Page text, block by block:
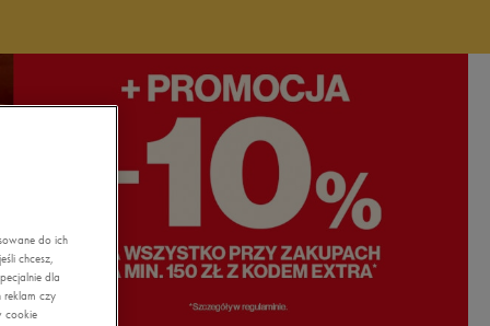
BUTY DLA CHŁOPCA
9-16 lat
BUTY DLA DZIEWCZYNKI
0-4 lat
4-8 lat
9-16 lat
do ich
chcesz,
dla
reklam czy
cookie